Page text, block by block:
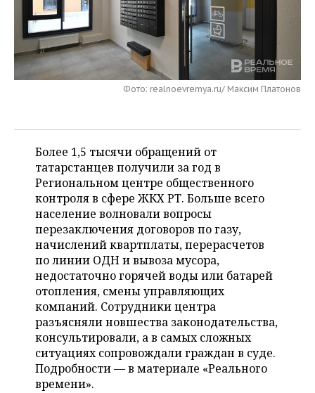
НЕФТЬ
ОПК
ЭНЕРГЕТИКА
РОЗНИЧНАЯ ТОРГОВЛЯ
ТРАНСПОРТ
УСЛУГИ
НОВОСТИ ТЕХНОЛОГИЙ
IT
МЕДИА
МЕРОПРИЯТИЯ
НОВОСТИ МЕРОПРИЯТИЙ
ВЫЕЗДНАЯ РЕДАКЦИЯ
ОТКРЫТАЯ ЛЕКЦИЯ
СПОРТ
НОВОСТИ СПОРТА
БАСКЕТБОЛ
ВОЛЕЙБОЛ
КИБЕРСПОРТ
ФИГУРНОЕ КАТАНИЕ
ВОДНЫЕ ВИДЫ СПОРТА
ХОККЕЙ С МЯЧОМ
ОБЩЕСТВО
ИНФРАСТРУКТУРА
ИСТОРИЯ
КУЛЬТУРА
МЕДИЦИНА
ОБРАЗОВАНИЕ
ПРОИСШЕСТВИЯ
СПРАВОЧНИК
СПИСОК ПЕРСОН
СПИСОК КОМПАНИЙ
ПОЛНАЯ ВЕРСИЯ
Фото: realnoevremya.ru/ Максим Платонов
Более 1,5 тысячи обращений от
татарстанцев получили за год в
Региональном центре общественного
контроля в сфере ЖКХ РТ. Больше всего
население волновали вопросы
перезаключения договоров по газу,
начислений квартплаты, перерасчетов
по линии ОДН и вывоза мусора,
недостаточно горячей воды или батарей
отопления, смены управляющих
компаний. Сотрудники центра
разъясняли новшества законодательства,
консультировали, а в самых сложных
ситуациях сопровождали граждан в суде.
Подробности — в материале «Реального
времени».